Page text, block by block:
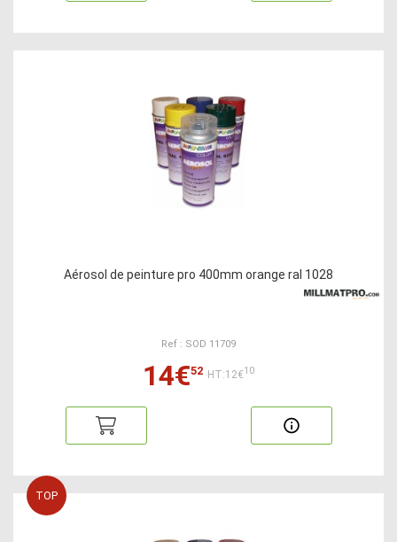
Aérosol de peinture pro 400mm orange ral 1028
Ref : SOD 11709
14€52 HT:12€10
TOP